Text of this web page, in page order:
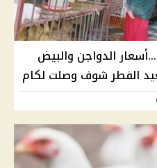
الدواجن والبيض
الفطر شوف وصلت لكام